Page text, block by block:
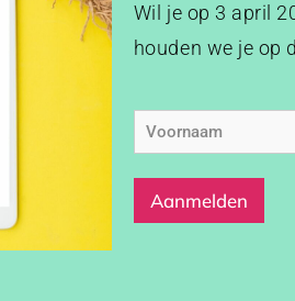
Wil je op 3 april
houden we je op
Voornaam